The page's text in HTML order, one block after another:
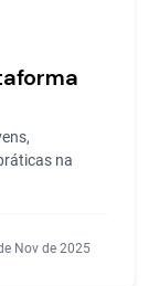
na
Nov de 2025